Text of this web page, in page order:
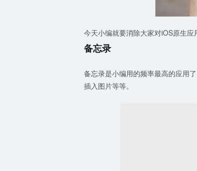
今天小编就要消除大家对iOS原生
备忘录
备忘录是小编用的频率最高的应用
插入图片等等。